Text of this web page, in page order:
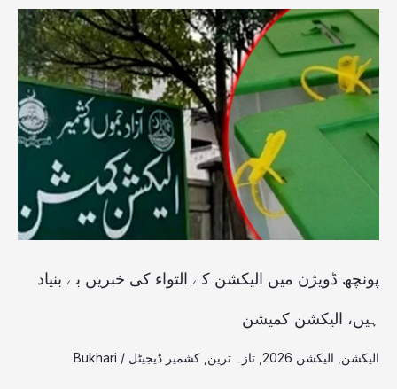
پونچھ ڈویژن میں الیکشن کے التواء کی خبریں بے بنیاد
ہیں، الیکشن کمیشن
الیکشن الیکشن 2026 تازہ ترین کشمیر ڈیجیٹل /
Bukhari
پونچھ
ڈویژن
میں الیکشن
کے
التواء
بنیاد
کمیشن